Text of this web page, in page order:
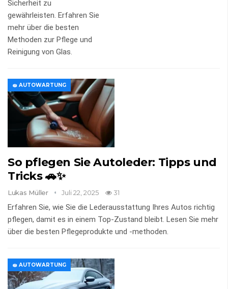
Sicherheit zu
gewährleisten. Erfahren Sie
mehr über die besten
Methoden zur Pflege und
Reinigung von Glas.
🧽 AUTOWARTUNG
So pflegen Sie Autoleder: Tipps und
Tricks 🚗✨
Lukas Müller Juli 22, 2025 31
Erfahren Sie, wie Sie die Lederausstattung Ihres Autos richtig
pflegen, damit es in einem Top-Zustand bleibt. Lesen Sie mehr
über die besten Pflegeprodukte und -methoden.
🧽 AUTOWARTUNG